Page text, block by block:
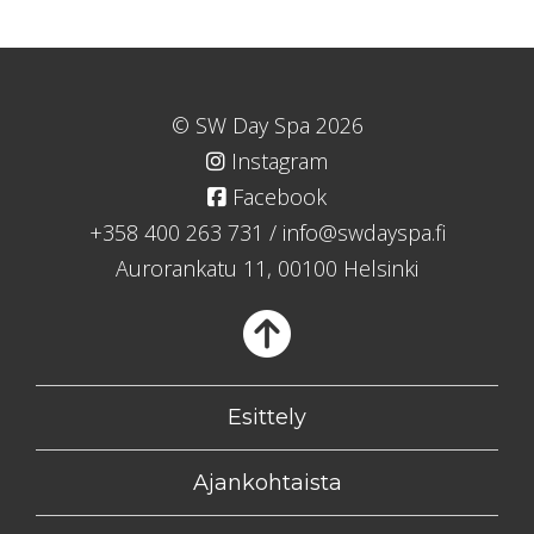
© SW Day Spa 2026
Instagram
Facebook
+358 400 263 731 / info@swdayspa.fi
Aurorankatu 11, 00100 Helsinki
Esittely
Ajankohtaista